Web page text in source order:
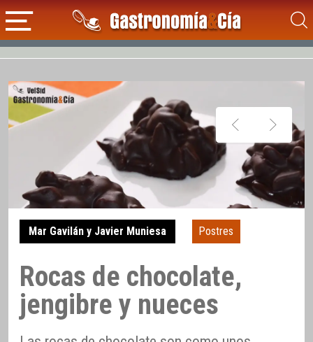
Mar Gavilán y Javier Muniesa Postres
Rocas de chocolate,
jengibre y nueces